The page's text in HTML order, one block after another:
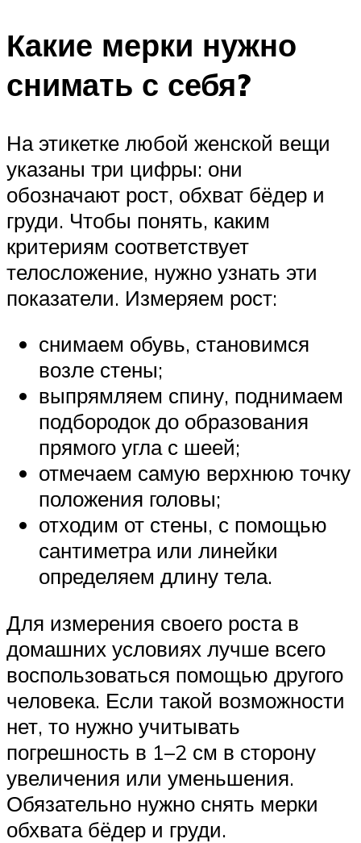
Какие мерки нужно
снимать с себя?
На этикетке любой женской вещи
указаны три цифры: они
обозначают рост, обхват бёдер и
груди. Чтобы понять, каким
критериям соответствует
телосложение, нужно узнать эти
показатели. Измеряем рост:
снимаем обувь, становимся
возле стены;
выпрямляем спину, поднимаем
подбородок до образования
прямого угла с шеей;
отмечаем самую верхнюю точку
положения головы;
отходим от стены, с помощью
сантиметра или линейки
определяем длину тела.
Для измерения своего роста в
домашних условиях лучше всего
воспользоваться помощью другого
человека. Если такой возможности
нет, то нужно учитывать
погрешность в 1–2 см в сторону
увеличения или уменьшения.
Обязательно нужно снять мерки
обхвата бёдер и груди.